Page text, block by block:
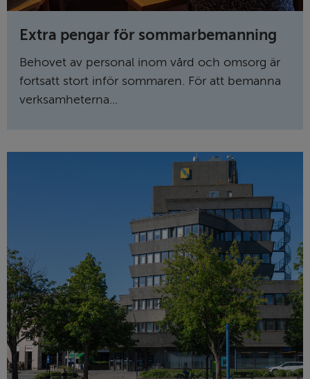
Extra pengar för sommarbemanning
Behovet av personal inom vård och omsorg är
fortsatt stort inför sommaren. För att bemanna
verksamheterna...